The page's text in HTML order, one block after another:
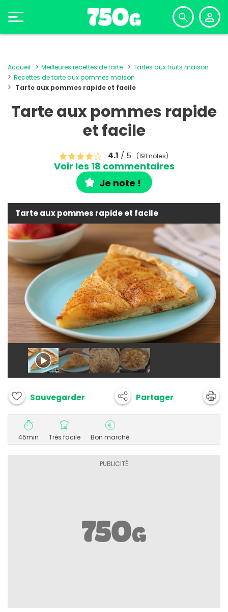
Accueil Meilleures recettes de tarte
Tartes aux fruits maison
Recettes de tarte aux pommes maison
Tarte aux pommes rapide et facile
Tarte aux pommes rapide
et facile
4.1 / 5 (191 notes)
Voir les 18 commentaires
Je note !
Tarte aux pommes rapide et facile
Sauvegarder Partager
45min Très facile Bon marché